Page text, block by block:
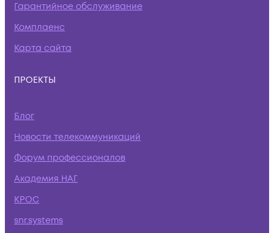
Гарантийное обслуживание
Комплаенс
Карта сайта
ПРОЕКТЫ
Блог
Новости телекоммуникаций
Форум профессионалов
Академия НАГ
КРОС
snr.systems